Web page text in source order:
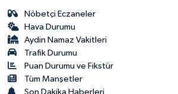
Nöbetçi Eczaneler
Hava Durumu
Aydin Namaz Vakitleri
Trafik Durumu
Puan Durumu ve Fikstür
Tüm Manşetler
Son Dakika Haberleri